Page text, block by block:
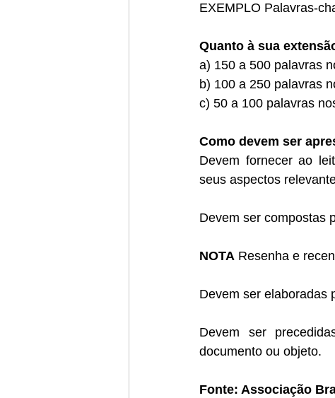
EXEMPLO Palavras-
Quanto à sua
a) 150 a 500 palavras
b) 100 a 250 palavras
c) 50 a 100 palavras
Como devem ser
Devem fornecer ao
seus aspectos
Devem ser compostas
NOTA Resenha e
Devem ser elaboradas
Devem ser
documento ou objeto.
Fonte: Associação